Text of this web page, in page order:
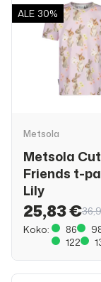
ALE 30%
Metsola
Metsola
Friends t-
Lily
25,83 €
Koko:
86
122